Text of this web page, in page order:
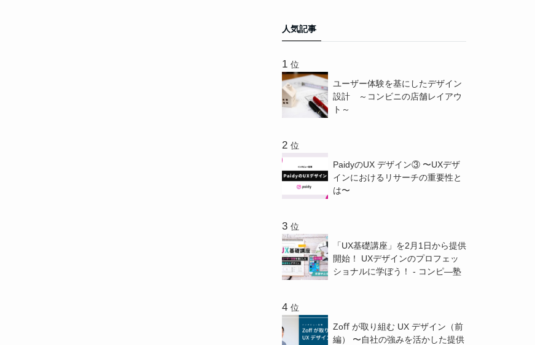
人気記事
位
ユーザー体験を基にしたデザイン
設計 ～コンビニの店舗レイアウ
ト～
位
PaidyのUX デザイン③ 〜UXデザ
インにおけるリサーチの重要性と
は〜
位
「UX基礎講座」を2月1日から提供
開始！ UXデザインのプロフェッ
ショナルに学ぼう！ - コンピ―塾
位
Zoﬀ が取り組む UX デザイン（前
編） 〜⾃社の強みを活かした提供